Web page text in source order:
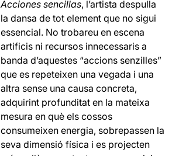
Acciones sencillas, l’artista despulla
la dansa de tot element que no sigui
essencial. No trobareu en escena
artificis ni recursos innecessaris a
banda d’aquestes “accions senzilles”
que es repeteixen una vegada i una
altra sense una causa concreta,
adquirint profunditat en la mateixa
mesura en què els cossos
consumeixen energia, sobrepassen la
seva dimensió física i es projecten